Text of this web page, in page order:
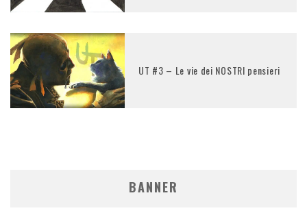
UT #3 – Le vie dei NOSTRI pensieri
BANNER